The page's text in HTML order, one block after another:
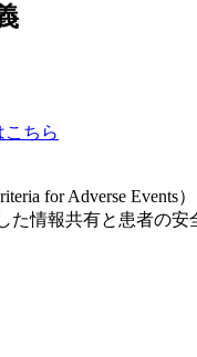
ちら
for Adverse
情報共有と患者の安